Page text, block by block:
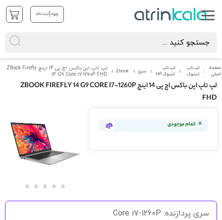
ورود|ثبت نام
صفحه
اصلی
لپ تاپ
استوک
لپ تاپ
استوک HP
سری Zbook
لپ تاپ اپن باکس اچ پی 14 اینچ ZBook Firefly
14 G9 Core i7-1260P FHD
لپ تاپ اپن باکس اچ پی 14 اینچ ZBOOK FIREFLY 14 G9 CORE I7-1260P
FHD
اتمام موجودی
سری پردازنده: Core i7-1260P